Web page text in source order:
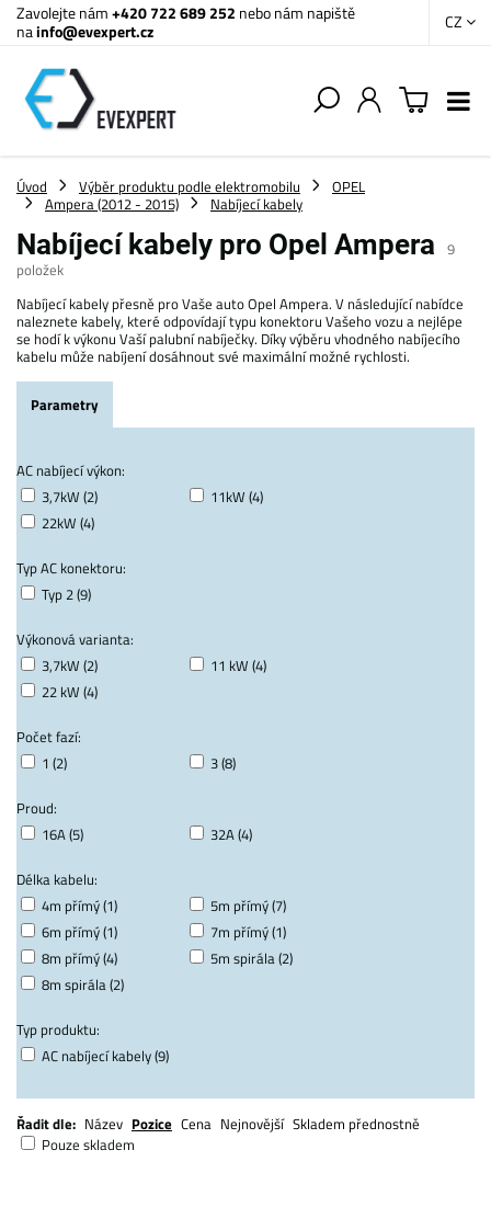
Zavolejte nám+420 722 689 252 nebo nám napiště
nainfo@evexpert.cz CZ
Úvod Výběr produktu podle elektromobilu
OPEL
Ampera (2012 - 2015)
Nabíjecí kabely
Nabíjecí kabely pro Opel Ampera 9
položek
Nabíjecí kabely přesně pro Vaše auto Opel Ampera. V následující nabídce
naleznete kabely, které odpovídají typu konektoru Vašeho vozu a nejlépe
se hodí k výkonu Vaší palubní nabíječky. Díky výběru vhodného nabíjecího
kabelu může nabíjení dosáhnout své maximální možné rychlosti.
Parametry
AC nabíjecí výkon:
3,7kW (2)
11kW (4)
22kW (4)
Typ AC konektoru:
Typ 2 (9)
Výkonová varianta:
3,7kW (2)
11 kW (4)
22 kW (4)
Počet fazí:
1 (2)
3 (8)
Proud:
16A (5)
32A (4)
Délka kabelu:
4m přímý (1)
5m přímý (7)
6m přímý (1)
7m přímý (1)
8m přímý (4)
5m spirála (2)
8m spirála (2)
Typ produktu:
AC nabíjecí kabely (9)
Řadit dle: Název Pozice Cena Nejnovější Skladem přednostně
Pouze skladem